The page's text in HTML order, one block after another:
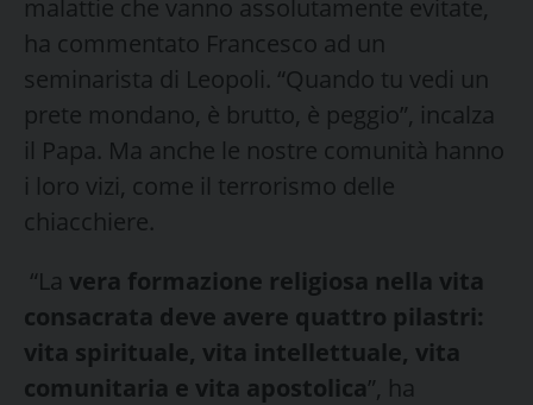
malattie che vanno assolutamente evitate,
ha commentato Francesco ad un
seminarista di Leopoli. “Quando tu vedi un
prete mondano, è brutto, è peggio”, incalza
il Papa. Ma anche le nostre comunità hanno
i loro vizi, come il terrorismo delle
chiacchiere.
“La vera formazione religiosa nella vita
consacrata deve avere quattro pilastri:
vita spirituale, vita intellettuale, vita
comunitaria e vita apostolica”, ha